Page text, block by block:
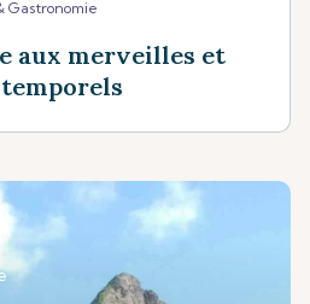
Gastronomie
aux merveilles et